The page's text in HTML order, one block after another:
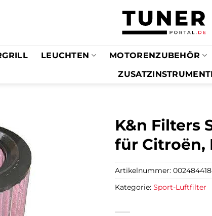
LEUCHTEN MOTORENZUBEHÖR
K&n Filters
für Citroën,
Artikelnummer:
Kategorie: Sport-Luftfilter